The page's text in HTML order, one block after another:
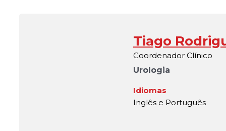
Tiago
Coordenador Clínico
Urologia
Idiomas
Inglês e Português